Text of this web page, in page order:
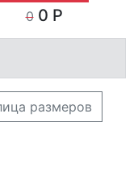
00 Р
размеров